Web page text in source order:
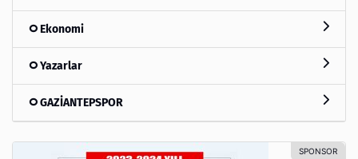
Ekonomi
Yazarlar
GAZİANTEPSPOR